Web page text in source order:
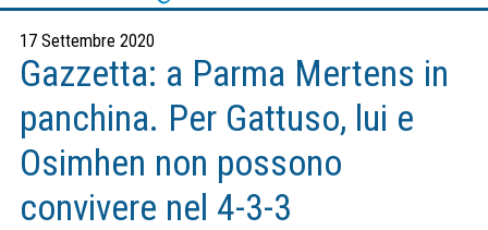
17 Settembre 2020
Gazzetta: a Parma Mertens in
panchina. Per Gattuso, lui e
Osimhen non possono
convivere nel 4-3-3